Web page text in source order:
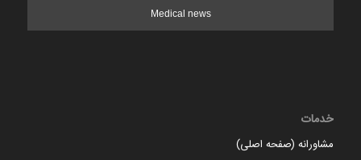
Medical news
خدمات
مشاورانه (صفحه اصلی)